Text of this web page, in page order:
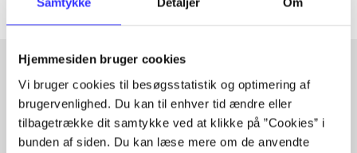
Hjemmesiden bruger cookies
Vi bruger cookies til besøgsstatistik og optimering af
brugervenlighed. Du kan til enhver tid ændre eller
tilbagetrække dit samtykke ved at klikke på ”Cookies” i
bunden af siden. Du kan læse mere om de anvendte
Artikler med samme emner
Fra